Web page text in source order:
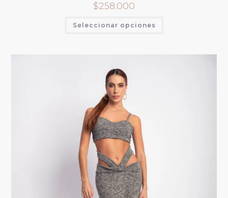
$258.000
Seleccionar opciones